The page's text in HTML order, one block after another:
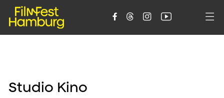
    
Studio Kino